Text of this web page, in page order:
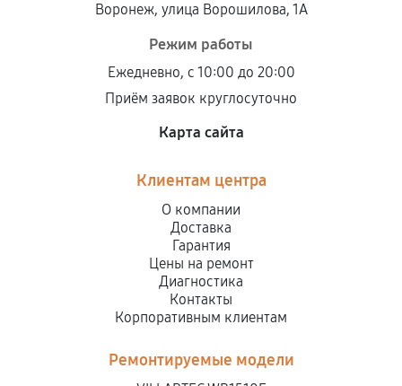
Воронеж, улица Ворошилова, 1А
Режим работы
Ежедневно, с 10:00 до 20:00
Приём заявок круглосуточно
Карта сайта
Клиентам центра
О компании
Доставка
Гарантия
Цены на ремонт
Диагностика
Контакты
Корпоративным клиентам
Ремонтируемые модели